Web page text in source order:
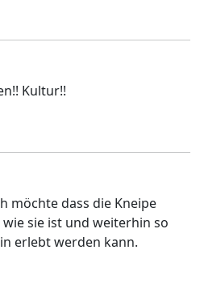
Kultur!!
möchte dass die Kneipe
sie ist und weiterhin so
erlebt werden kann.